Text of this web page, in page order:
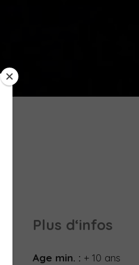
Plus d‘infos
Age min. : + 10 ans